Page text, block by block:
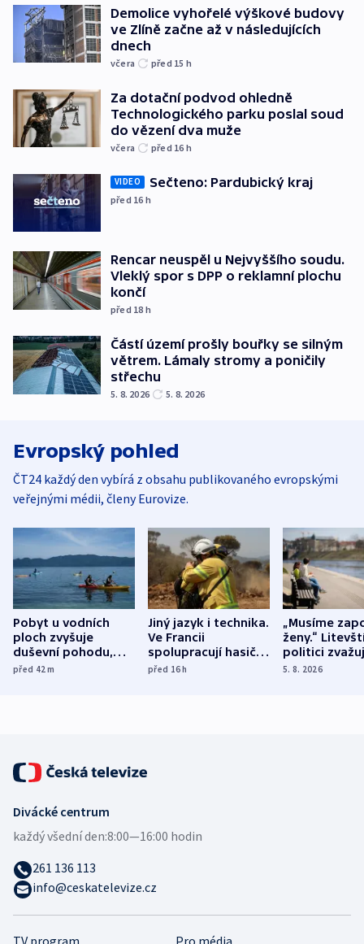
Demolice vyhořelé výškové budovy
ve Zlíně začne až v následujících
dnech
včera před 15 h
Za dotační podvod ohledně
Technologického parku poslal soud
do vězení dva muže
včera před 16 h
VIDEO Sečteno: Pardubický kraj
před 16 h
Rencar neuspěl u Nejvyššího soudu.
Vleklý spor s DPP o reklamní plochu
končí
před 18 h
Částí území prošly bouřky se silným
větrem. Lámaly stromy a poničily
střechu
5. 8. 2026 5. 8. 2026
Evropský pohled
ČT24 každý den vybírá z obsahu publikovaného evropskými
veřejnými médii, členy Eurovize.
Pobyt u vodních
ploch zvyšuje
duševní pohodu,
ukázala
před 42m
Jiný jazyk i technika.
Ve Francii
spolupracují hasiči z
různých zemí
před 16h
„Musíme
ženy.“
politici
dohodu o
5. 8. 2026
Divácké centrum
každý všední den:8:00—16:00 hodin
261 136 113
info@ceskatelevize.cz